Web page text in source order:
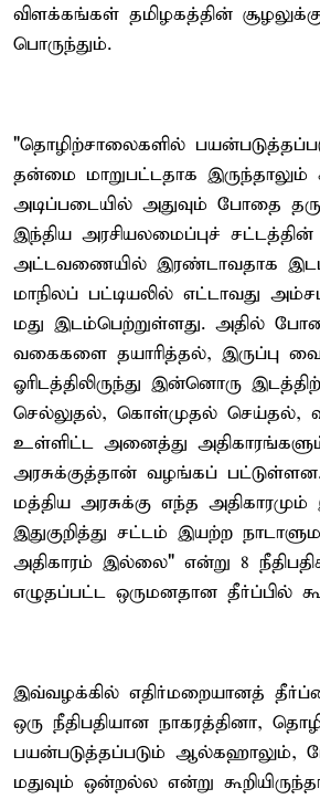
விளக்கங்கள் தமிழகத்தின்
பொருந்தும்.
"தொழிற்சாலைகளில்
தன்மை மாறுபட்டதாக இருந்தாலும்
அடிப்படையில் அதுவும் போதை
இந்திய அரசியலமைப்புச் சட்டத்தின்
அட்டவணையில் இரண்டாவதாக
மாநிலப் பட்டியலில் எட்டாவது
மது இடம்பெற்றுள்ளது. அதில்
வகைகளை தயாரித்தல், இருப்பு
ஓரிடத்திலிருந்து இன்னொரு
செல்லுதல், கொள்முதல் செய்தல்,
உள்ளிட்ட அனைத்து
அரசுக்குத்தான் வழங்கப்
மத்திய அரசுக்கு எந்த
இதுகுறித்து சட்டம் இயற்ற
அதிகாரம் இல்லை" என்று 8
எழுதப்பட்ட ஒருமனதான தீர்ப்பில்
இவ்வழக்கில் எதிர்மறையானத்
ஒரு நீதிபதியான நாகரத்தினா,
பயன்படுத்தப்படும் ஆல்கஹாலும்,
மதுவும் ஒன்றல்ல என்று